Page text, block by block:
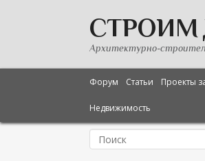
СТРОИМ
Архитектурно-
Форум Статьи Проекты
Недвижимость